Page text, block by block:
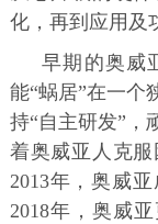
化，再到应用及
早期的奥威
能“蜗居”在一个
持“自主研发”，
着奥威亚人克服
2013年，奥威
2018年，奥威